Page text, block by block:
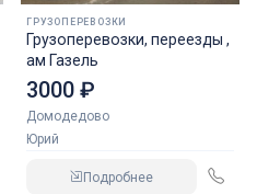
ГРУЗОПЕРЕВОЗКИ
Грузоперевозки, переезды ,
ам Газель
3000 ₽
Домодедово
Юрий
Подробнее